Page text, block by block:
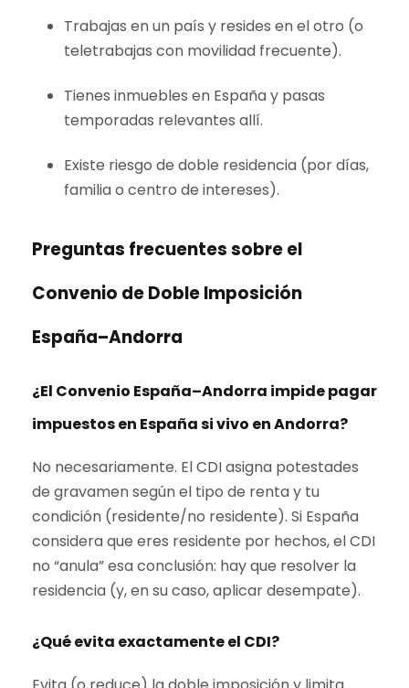
Trabajas en un país y resides en el otro (o
teletrabajas con movilidad frecuente).
Tienes inmuebles en España y pasas
temporadas relevantes allí.
Existe riesgo de doble residencia (por días,
familia o centro de intereses).
Preguntas frecuentes sobre el
Convenio de Doble Imposición
España–Andorra
¿El Convenio España–Andorra impide pagar
impuestos en España si vivo en Andorra?
No necesariamente. El CDI asigna potestades
de gravamen según el tipo de renta y tu
condición (residente/no residente). Si España
considera que eres residente por hechos, el CDI
no “anula” esa conclusión: hay que resolver la
residencia (y, en su caso, aplicar desempate).
¿Qué evita exactamente el CDI?